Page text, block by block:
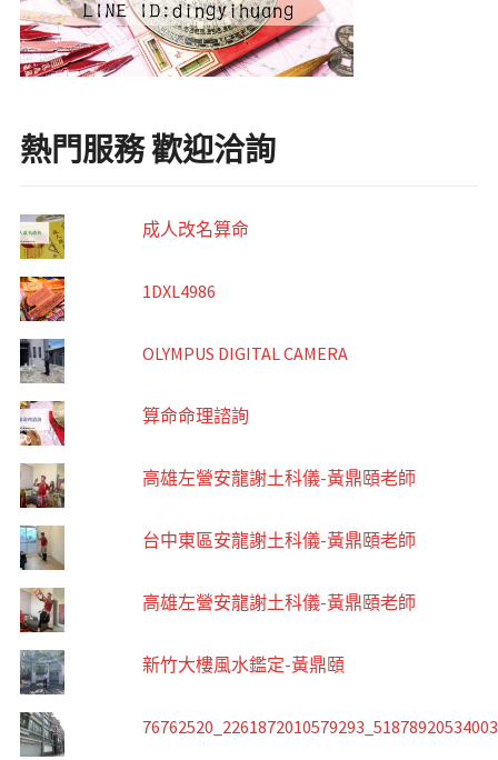
熱門服務 歡迎洽詢
成人改名算命
1DXL4986
OLYMPUS DIGITAL CAMERA
算命命理諮詢
高雄左營安龍謝土科儀-黃鼎頤老師
台中東區安龍謝土科儀-黃鼎頤老師
高雄左營安龍謝土科儀-黃鼎頤老師
新竹大樓風水鑑定-黃鼎頤